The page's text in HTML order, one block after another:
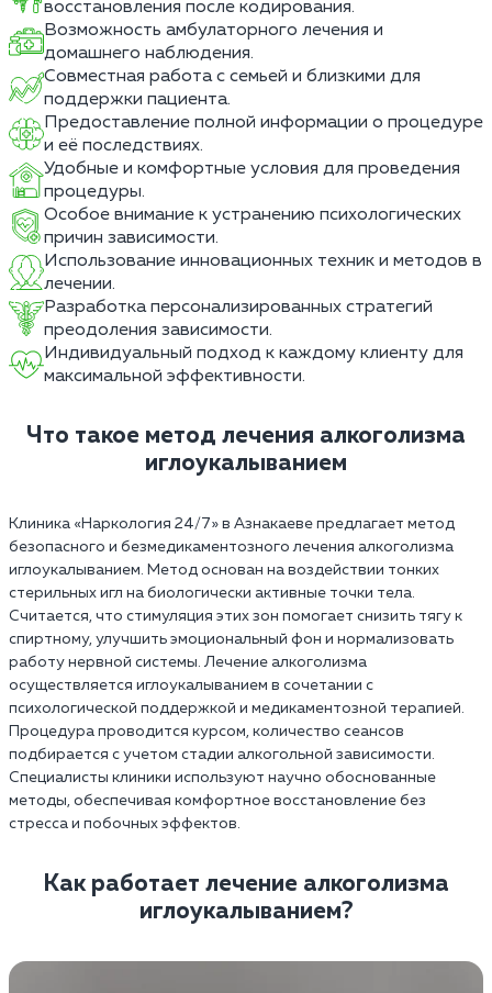
восстановления после кодирования.
Возможность амбулаторного лечения и
домашнего наблюдения.
Совместная работа с семьей и близкими для
поддержки пациента.
Предоставление полной информации о процедуре
и её последствиях.
Удобные и комфортные условия для проведения
процедуры.
Особое внимание к устранению психологических
причин зависимости.
Использование инновационных техник и методов в
лечении.
Разработка персонализированных стратегий
преодоления зависимости.
Индивидуальный подход к каждому клиенту для
максимальной эффективности.
Что такое метод лечения алкоголизма
иглоукалыванием
Клиника «Наркология 24/7» в Азнакаеве предлагает метод
безопасного и безмедикаментозного лечения алкоголизма
иглоукалыванием. Метод основан на воздействии тонких
стерильных игл на биологически активные точки тела.
Считается, что стимуляция этих зон помогает снизить тягу к
спиртному, улучшить эмоциональный фон и нормализовать
работу нервной системы. Лечение алкоголизма
осуществляется иглоукалыванием в сочетании с
психологической поддержкой и медикаментозной терапией.
Процедура проводится курсом, количество сеансов
подбирается с учетом стадии алкогольной зависимости.
Специалисты клиники используют научно обоснованные
методы, обеспечивая комфортное восстановление без
стресса и побочных эффектов.
Как работает лечение алкоголизма
иглоукалыванием?